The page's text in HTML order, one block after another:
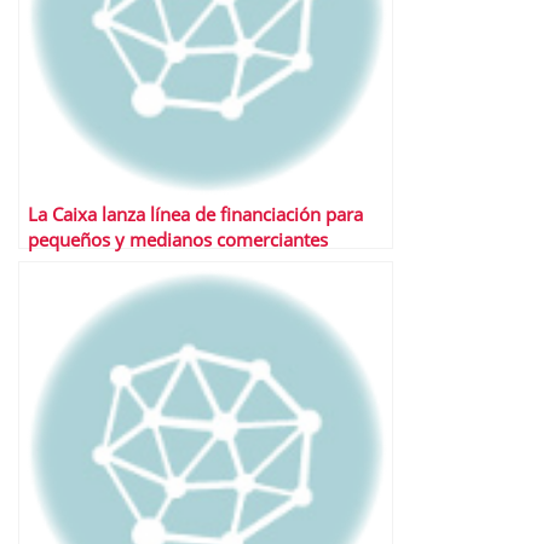
La Caixa lanza línea de financiación para
pequeños y medianos comerciantes